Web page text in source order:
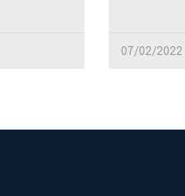
07/02/2022